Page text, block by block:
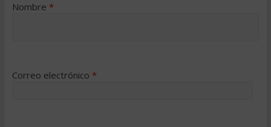
Nombre *
Correo electrónico *